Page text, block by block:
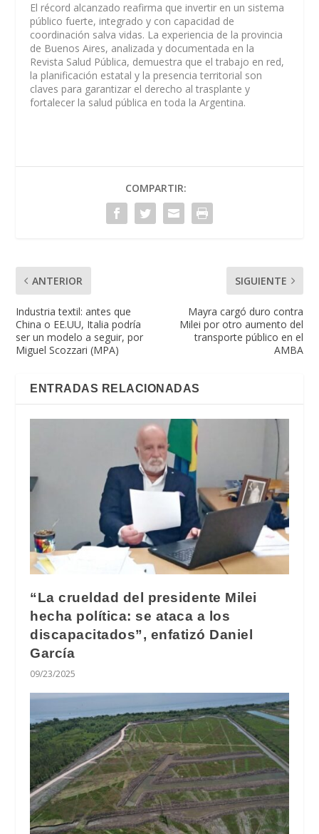
El récord alcanzado reafirma que invertir en un sistema
público fuerte, integrado y con capacidad de
coordinación salva vidas. La experiencia de la provincia
de Buenos Aires, analizada y documentada en la
Revista Salud Pública, demuestra que el trabajo en red,
la planificación estatal y la presencia territorial son
claves para garantizar el derecho al trasplante y
fortalecer la salud pública en toda la Argentina.
COMPARTIR:
ANTERIOR
Industria textil: antes que
China o EE.UU, Italia podría
ser un modelo a seguir, por
Miguel Scozzari (MPA)
SIGUIENTE
Mayra cargó duro contra
Milei por otro aumento del
transporte público en el
AMBA
ENTRADAS RELACIONADAS
“La crueldad del presidente Milei
hecha política: se ataca a los
discapacitados”, enfatizó Daniel
García
09/23/2025